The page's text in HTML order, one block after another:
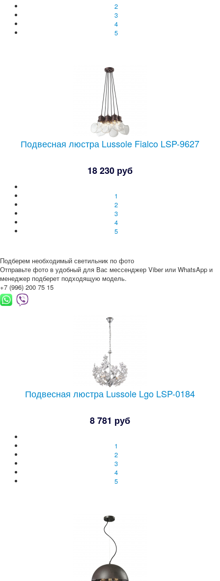
2
3
4
5
Подвесная люстра Lussole Fialco LSP-9627
18 230 руб
1
2
3
4
5
Подберем необходимый светильник по фото
Отправьте фото в удобный для Вас мессенджер Viber или WhatsApp и
менеджер подберет подходящую модель.
+7 (996) 200 75 15
Подвесная люстра Lussole Lgo LSP-0184
8 781 руб
1
2
3
4
5